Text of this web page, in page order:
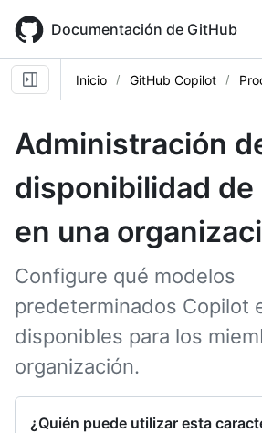
main
content
Documentación de GitHub
Inicio GitHub Copilot
Administración
disponibilidad de
en una
Configure qué modelos
predeterminados Copilot
disponibles para los
organización.
¿Quién puede utilizar esta